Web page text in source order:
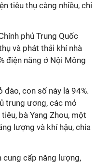
tiêu thụ càng nhiều, chi
phủ Trung Quốc
và phát thải khí nhà
điện năng ở Nội Mông
con số này là 94%.
trung ương, các mỏ
bà Yang Zhou, một
lượng và khí hậu, chia
cung cấp năng lượng,